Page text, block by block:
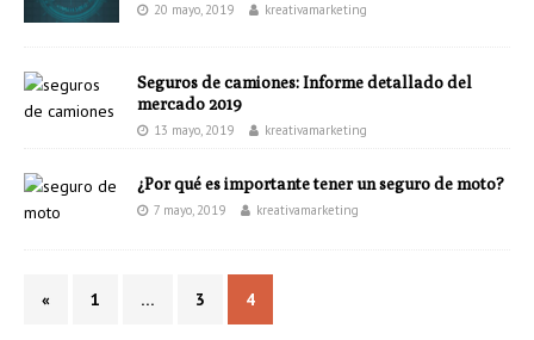
20 mayo, 2019 kreativamarketing
Seguros de camiones: Informe detallado del
mercado 2019
13 mayo, 2019 kreativamarketing
¿Por qué es importante tener un seguro de moto?
7 mayo, 2019 kreativamarketing
« 1 … 3 4